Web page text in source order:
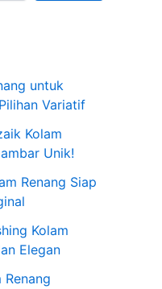
untuk
Variatif
Kolam
Unik!
Renang Siap
Kolam
Elegan